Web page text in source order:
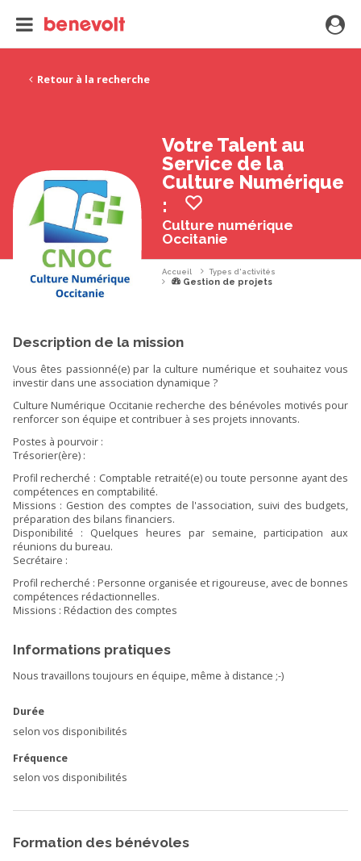
Retour à la recherche
Votre Talent au
Service de la
Culture Numérique
:
Culture numérique
Occitanie
Accueil Types d'activités
Gestion de projets
Description de la mission
Vous êtes passionné(e) par la culture numérique et souhaitez vous
investir dans une association dynamique ?
Culture Numérique Occitanie recherche des bénévoles motivés pour
renforcer son équipe et contribuer à ses projets innovants.
Postes à pourvoir :
Trésorier(ère) :
Profil recherché : Comptable retraité(e) ou toute personne ayant des
compétences en comptabilité.
Missions : Gestion des comptes de l'association, suivi des budgets,
préparation des bilans financiers.
Disponibilité : Quelques heures par semaine, participation aux
réunions du bureau.
Secrétaire :
Profil recherché : Personne organisée et rigoureuse, avec de bonnes
compétences rédactionnelles.
Missions : Rédaction des comptes
Informations pratiques
Nous travaillons toujours en équipe, même à distance ;-)
Durée
selon vos disponibilités
Fréquence
selon vos disponibilités
Formation des bénévoles